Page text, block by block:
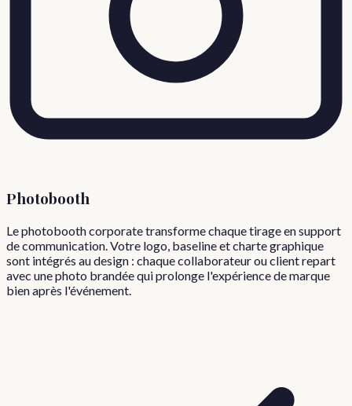
Photobooth
Le photobooth corporate transforme chaque tirage en support
de communication. Votre logo, baseline et charte graphique
sont intégrés au design : chaque collaborateur ou client repart
avec une photo brandée qui prolonge l'expérience de marque
bien après l'événement.